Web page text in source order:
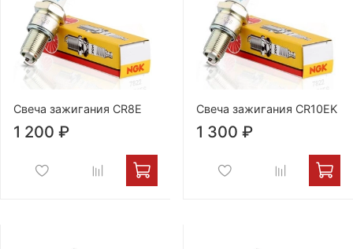
Свеча зажигания CR8E
1 200 ₽
Свеча зажигания CR10EK
1 300 ₽